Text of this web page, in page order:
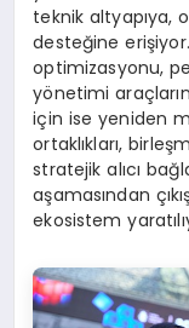
teknik altyapıya,
desteğine
optimizasyonu,
yönetimi
için ise yeniden
ortaklıkları,
stratejik alıcı
aşamasından
ekosistem